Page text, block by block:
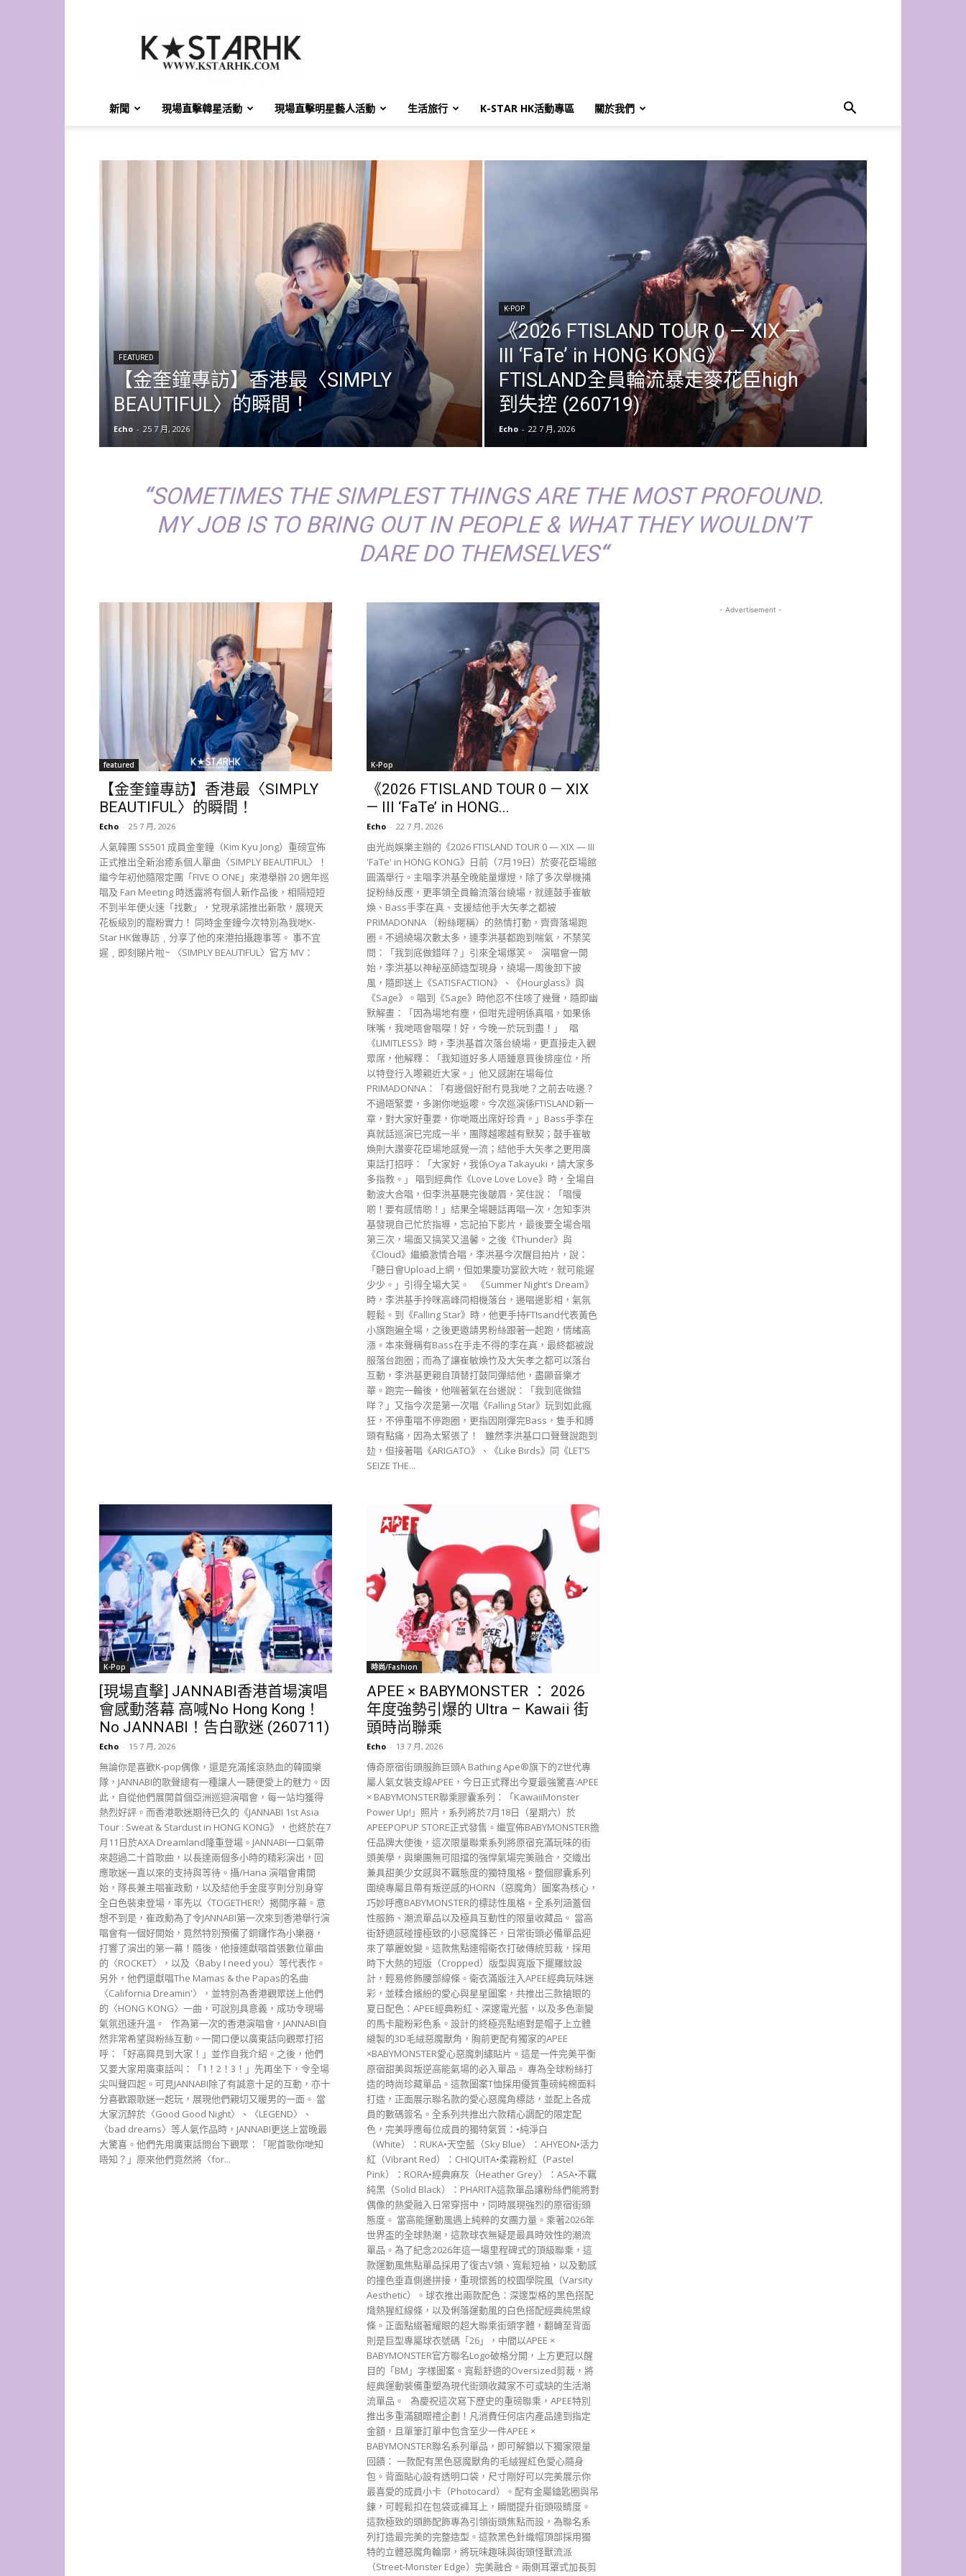
Star
HK
新聞 現場直擊韓星活動 現場直擊明星藝人活動 生活旅行 K-STAR HK活動專區 關於我們
FEATURED
【金奎鐘專訪】香港最〈SIMPLY
BEAUTIFUL〉的瞬間！
Echo - 25 7 月, 2026
K-POP
《2026 FTISLAND TOUR 0 — XIX —
III ‘FaTe’ in HONG KONG》
FTISLAND全員輪流暴走麥花臣high
到失控 (260719)
Echo - 22 7 月, 2026
“SOMETIMES THE SIMPLEST THINGS ARE THE MOST PROFOUND.
MY JOB IS TO BRING OUT IN PEOPLE & WHAT THEY WOULDN’T
DARE DO THEMSELVES“
featured
【金奎鐘專訪】香港最〈SIMPLY
BEAUTIFUL〉的瞬間！
Echo - 25 7 月, 2026
人氣韓團 SS501 成員金奎鐘（Kim Kyu Jong）重磅宣佈
正式推出全新治癒系個人單曲〈SIMPLY BEAUTIFUL〉！
繼今年初他隨限定團「FIVE O ONE」來港舉辦 20 週年巡
唱及 Fan Meeting 時透露將有個人新作品後，相隔短短
不到半年便火速「找數」，兌現承諾推出新歌，展現天
花板級別的寵粉實力！ 同時金奎鐘今次特別為我哋K-
Star HK做專訪﹐分享了他的來港拍攝趣事等。 事不宜
遲﹐即刻睇片啦~ 〈SIMPLY BEAUTIFUL〉官方 MV：
K-Pop
《2026 FTISLAND TOUR 0 — XIX
— III ‘FaTe’ in HONG...
Echo - 22 7 月, 2026
由光尚娛樂主辦的《2026 FTISLAND TOUR 0 — XIX — III
'FaTe' in HONG KONG》日前（7月19日）於麥花臣場館
圓滿舉行。主唱李洪基全晚能量爆燈，除了多次舉機捕
捉粉絲反應，更率領全員輪流落台繞場，就連鼓手崔敏
煥、Bass手李在真、支援結他手大矢孝之都被
PRIMADONNA （粉絲暱稱）的熱情打動，齊齊落場跑
圈。不過繞場次數太多，連李洪基都跑到喘氣，不禁笑
問：「我到底做錯咩？」引來全場爆笑。 演唱會一開
始，李洪基以神秘巫師造型現身，繞場一周後卸下披
風，隨即送上《SATISFACTION》、《Hourglass》與
《Sage》。唱到《Sage》時他忍不住咳了幾聲，隨即幽
默解畫：「因為場地有塵，但咁先證明係真唱，如果係
咪嘴，我哋唔會唱㗎！好，今晚一於玩到盡！」 唱
《LIMITLESS》時，李洪基首次落台繞場，更直接走入觀
眾席，他解釋：「我知道好多人唔鍾意買後排座位，所
以特登行入嚟親近大家。」他又感謝在場每位
PRIMADONNA：「有邊個好耐冇見我哋？之前去咗邊？
不過唔緊要，多謝你哋返嚟。今次巡演係FTISLAND新一
章，對大家好重要，你哋嘅出席好珍貴。」Bass手李在
真就話巡演已完成一半，團隊越嚟越有默契；鼓手崔敏
煥則大讚麥花臣場地感覺一流；結他手大矢孝之更用廣
東話打招呼：「大家好，我係Oya Takayuki，請大家多
多指教。」 唱到經典作《Love Love Love》時，全場自
動波大合唱，但李洪基聽完後皺眉，笑住說：「唱慢
啲！要有感情啲！」結果全場聽話再唱一次，怎知李洪
基發現自己忙於指導，忘記拍下影片，最後要全場合唱
第三次，場面又搞笑又溫馨。之後《Thunder》與
《Cloud》繼續激情合唱，李洪基今次醒目拍片，說：
「聽日會Upload上網，但如果慶功宴飲大咗，就可能遲
少少。」引得全場大笑。 《Summer Night’s Dream》
時，李洪基手拎咪高峰同相機落台，邊唱邊影相，氣氛
輕鬆。到《Falling Star》時，他更手持FTIsand代表黃色
小旗跑遍全場，之後更邀請男粉絲跟著一起跑，情緒高
漲。本來聲稱有Bass在手走不得的李在真，最終都被說
服落台跑圈；而為了讓崔敏煥竹及大矢孝之都可以落台
互動，李洪基更親自頂替打鼓同彈結他，盡顯音樂才
華。跑完一輪後，他喘著氣在台邊說：「我到底做錯
咩？」又指今次是第一次唱《Falling Star》玩到如此瘋
狂，不停重唱不停跑圈，更指因剛彈完Bass，隻手和膊
頭有點痛，因為太緊張了！ 雖然李洪基口口聲聲說跑到
攰，但接著唱《ARIGATO》、《Like Birds》同《LET’S
SEIZE THE...
K-Pop
[現場直擊] JANNABI香港首場演唱
會感動落幕 高喊No Hong Kong！
No JANNABI！告白歌迷 (260711)
Echo - 15 7 月, 2026
無論你是喜歡K-pop偶像，還是充滿搖滾熱血的韓國樂
隊，JANNABI的歌聲總有一種讓人一聽便愛上的魅力。因
此，自從他們展開首個亞洲巡迴演唱會，每一站均獲得
熱烈好評。而香港歌迷期待已久的《JANNABI 1st Asia
Tour : Sweat & Stardust in HONG KONG》，也終於在7
月11日於AXA Dreamland隆重登場。JANNABI一口氣帶
來超過二十首歌曲，以長達兩個多小時的精彩演出，回
應歌迷一直以來的支持與等待。攝/Hana 演唱會甫開
始，隊長兼主唱崔政勳，以及結他手金度亨則分別身穿
全白色裝束登場，率先以〈TOGETHER!〉揭開序幕。意
想不到是，崔政勳為了令JANNABI第一次來到香港舉行演
唱會有一個好開始，竟然特別預備了銅鑼作為小樂器，
打響了演出的第一幕！隨後，他接連獻唱首張數位單曲
的〈ROCKET〉，以及〈Baby I need you〉等代表作。
另外，他們還獻唱The Mamas & the Papas的名曲
〈California Dreamin'〉，並特別為香港觀眾送上他們
的〈HONG KONG〉一曲，可說別具意義，成功令現場
氣氛迅速升溫。 作為第一次的香港演唱會，JANNABI自
然非常希望與粉絲互動。一開口便以廣東話向觀眾打招
呼：「好高興見到大家！」並作自我介紹。之後，他們
又要大家用廣東話叫：「1！2！3！」先再坐下，令全場
尖叫聲四起。可見JANNABI除了有誠意十足的互動，亦十
分喜歡跟歌迷一起玩，展現他們親切又暖男的一面。 當
大家沉醉於〈Good Good Night〉、〈LEGEND〉、
〈bad dreams〉等人氣作品時，JANNABI更送上當晚最
大驚喜。他們先用廣東話問台下觀眾：「呢首歌你哋知
唔知？」原來他們竟然將〈for...
時尚/Fashion
APEE × BABYMONSTER ： 2026
年度強勢引爆的 Ultra – Kawaii 街
頭時尚聯乘
Echo - 13 7 月, 2026
傳奇原宿街頭服飾巨頭A Bathing Ape®旗下的Z世代專
屬人氣女裝支線APEE，今日正式釋出今夏最強驚喜:APEE
× BABYMONSTER聯乘膠囊系列：「KawaiiMonster
Power Up!」照片，系列將於7月18日（星期六）於
APEEPOPUP STORE正式發售。繼宣佈BABYMONSTER擔
任品牌大使後，這次限量聯乘系列將原宿充滿玩味的街
頭美學，與樂團無可阻擋的強悍氣場完美融合，交織出
兼具甜美少女感與不羈態度的獨特風格。整個膠囊系列
圍繞專屬且帶有叛逆感的HORN（惡魔角）圖案為核心，
巧妙呼應BABYMONSTER的標誌性風格。全系列涵蓋個
性服飾、潮流單品以及極具互動性的限量收藏品。 當高
街舒適感碰撞極致的小惡魔鋒芒，日常街頭必備單品迎
來了華麗蛻變。這款焦點連帽衛衣打破傳統剪裁，採用
時下大熱的短版（Cropped）版型與寬版下擺羅紋設
計，輕易修飾腰部線條。衛衣滿版注入APEE經典玩味迷
彩，並糅合繽紛的愛心與星星圖案，共推出三款搶眼的
夏日配色：APEE經典粉紅、深邃電光藍，以及多色漸變
的馬卡龍粉彩色系。設計的終極亮點絕對是帽子上立體
縫製的3D毛絨惡魔獸角，胸前更配有獨家的APEE
×BABYMONSTER愛心惡魔刺繡貼片。這是一件完美平衡
原宿甜美與叛逆高能氣場的必入單品。 專為全球粉絲打
造的時尚珍藏單品。這款圖案T恤採用優質重磅純棉面料
打造，正面展示聯名款的愛心惡魔角標誌，並配上各成
員的數碼簽名。全系列共推出六款精心調配的限定配
色，完美呼應每位成員的獨特氣質：•純淨白
（White）：RUKA•天空藍（Sky Blue）：AHYEON•活力
紅（Vibrant Red）：CHIQUITA•柔霧粉紅（Pastel
Pink）：RORA•經典麻灰（Heather Grey）：ASA•不羈
純黑（Solid Black）：PHARITA這款單品讓粉絲們能將對
偶像的熱愛融入日常穿搭中，同時展現強烈的原宿街頭
態度。 當高能運動風遇上純粹的女團力量。乘著2026年
世界盃的全球熱潮，這款球衣無疑是最具時效性的潮流
單品。為了紀念2026年這一場里程碑式的頂級聯乘，這
款運動風焦點單品採用了復古V領、寬鬆短袖，以及動感
的撞色垂直側邊拼接，重現懷舊的校園學院風（Varsity
Aesthetic）。球衣推出兩款配色：深邃型格的黑色搭配
熾熱猩紅線條，以及俐落運動風的白色搭配經典純黑線
條。正面點綴著耀眼的超大聯乘街頭字體，翻轉至背面
則是巨型專屬球衣號碼「26」，中間以APEE ×
BABYMONSTER官方聯名Logo破格分開，上方更冠以醒
目的「BM」字樣圖案。寬鬆舒適的Oversized剪裁，將
經典運動裝備重塑為現代街頭收藏家不可或缺的生活潮
流單品。 為慶祝這次寫下歷史的重磅聯乘，APEE特別
推出多重滿額贈禮企劃！凡消費任何店内產品達到指定
金額，且單筆訂單中包含至少一件APEE ×
BABYMONSTER聯名系列單品，即可解鎖以下獨家限量
回饋： 一款配有黑色惡魔獸角的毛絨猩紅色愛心隨身
包。背面貼心設有透明口袋，尺寸剛好可以完美展示你
最喜愛的成員小卡（Photocard）。配有金屬鑰匙圈與吊
鍊，可輕鬆扣在包袋或褲耳上，瞬間提升街頭吸睛度。
這款極致的頭飾配飾專為引領街頭焦點而設，為聯名系
列打造最完美的完整造型。這款黑色針織帽頂部採用獨
特的立體惡魔角輪廓，將玩味趣味與街頭怪獸流派
（Street-Monster Edge）完美融合。兩側耳罩式加長剪
- Advertisement -